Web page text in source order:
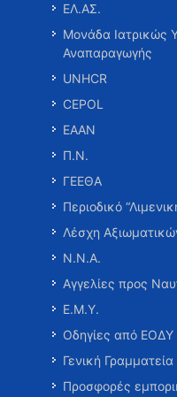
ΕΛ.ΑΣ.
Μονάδα Ιατρικώς
Αναπαραγωγής
UNHCR
CEPOL
ΕΑΑΝ
Π.Ν.
ΓΕΕΘΑ
Περιοδικό
Λέσχη
Ν.Ν.Α.
Αγγελίες προς
Ε.Μ.Υ.
Οδηγίες από ΕΟΔΥ
Γενική
Προσφορές